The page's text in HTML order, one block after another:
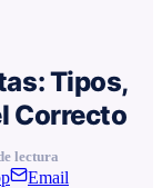
Tipos,
Correcto
lectura
Email